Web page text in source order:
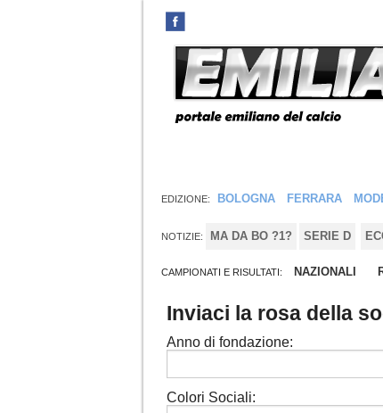
EDIZIONE: BOLOGNA FERRARA
NOTIZIE: MA DA BO ?1? SERIE D
CAMPIONATI E RISULTATI: NAZIONALI
Inviaci la rosa della
Anno di fondazione:
Colori Sociali: